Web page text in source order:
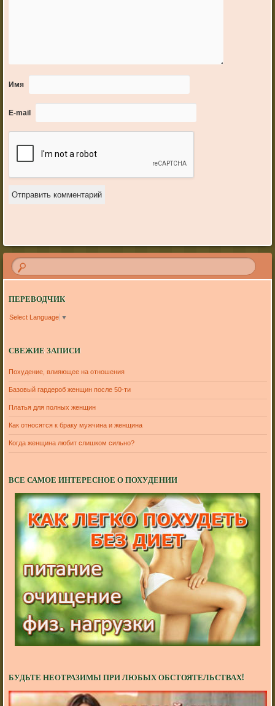
Имя
E-mail
ПЕРЕВОДЧИК
Select Language ▼
СВЕЖИЕ ЗАПИСИ
Похудение, влияющее на отношения
Базовый гардероб женщин после 50-ти
Платья для полных женщин
Как относятся к браку мужчина и женщина
Когда женщина любит слишком сильно?
ВСЕ САМОЕ ИНТЕРЕСНОЕ О ПОХУДЕНИИ
БУДЬТЕ НЕОТРАЗИМЫ ПРИ ЛЮБЫХ ОБСТОЯТЕЛЬСТВАХ!